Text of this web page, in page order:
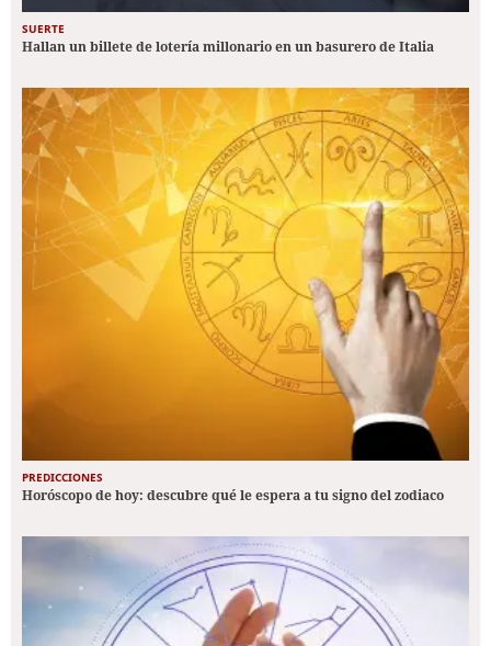
SUERTE
Hallan un billete de lotería millonario en un basurero de Italia
PREDICCIONES
Horóscopo de hoy: descubre qué le espera a tu signo del zodiaco